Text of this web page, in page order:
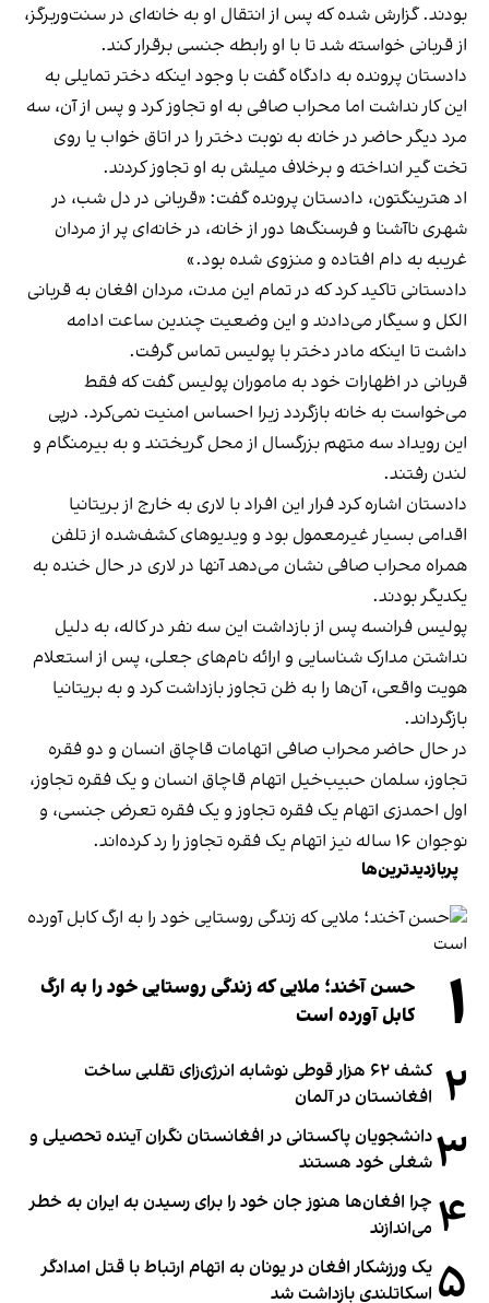
بودند. گزارش شده که پس از انتقال او به خانه‌ای در سنت‌وربرگز،
از قربانی خواسته شد تا با او رابطه جنسی برقرار کند.
دادستان پرونده به دادگاه گفت با وجود اینکه دختر تمایلی به
این کار نداشت اما محراب صافی به او تجاوز کرد و پس از آن، سه
مرد دیگر حاضر در خانه به نوبت دختر را در اتاق خواب یا روی
تخت گیر انداخته و برخلاف میلش به او تجاوز کردند.
اد هترینگتون، دادستان پرونده گفت: «قربانی در دل شب، در
شهری ناآشنا و فرسنگ‌ها دور از خانه، در خانه‌ای پر از مردان
غریبه به دام افتاده و منزوی شده بود.»
دادستانی تاکید کرد که در تمام این مدت، مردان افغان به قربانی
الکل و سیگار می‌دادند و این وضعیت چندین ساعت ادامه
داشت تا اینکه مادر دختر با پولیس تماس گرفت.
قربانی در اظهارات خود به ماموران پولیس گفت که فقط
می‌خواست به خانه بازگردد زیرا احساس امنیت نمی‌کرد. درپی
این رویداد سه متهم بزرگسال از محل گریختند و به بیرمنگام و
لندن رفتند.
دادستان اشاره کرد فرار این افراد با لاری به خارج از بریتانیا
اقدامی بسیار غیرمعمول بود و ویدیوهای کشف‌شده از تلفن
همراه محراب صافی نشان می‌دهد آنها در لاری در حال خنده به
یکدیگر بودند.
پولیس فرانسه پس از بازداشت این سه نفر در کاله، به دلیل
نداشتن مدارک شناسایی و ارائه نام‌های جعلی، پس از استعلام
هویت واقعی، آن‌ها را به ظن تجاوز بازداشت کرد و به بریتانیا
بازگرداند.
در حال حاضر محراب صافی اتهامات قاچاق انسان و دو فقره
تجاوز، سلمان حبیب‌خیل اتهام قاچاق انسان و یک فقره تجاوز،
اول احمدزی اتهام یک فقره تجاوز و یک فقره تعرض جنسی، و
نوجوان ۱۶ ساله نیز اتهام یک فقره تجاوز را رد کرده‌اند.
پربازدیدترین‌ها
۱
حسن آخند؛ ملایی که زندگی روستایی خود را به ارگ
کابل آورده است
۲
کشف ۶۲ هزار قوطی نوشابه انرژی‌زای تقلبی ساخت
افغانستان در آلمان
۳دانشجویان پاکستانی در افغانستان نگران آینده تحصیلی و
شغلی خود هستند
۴ چرا افغان‌ها هنوز جان خود را برای رسیدن به ایران به خطر
می‌اندازند
۵ یک ورزشکار افغان در یونان به اتهام ارتباط با قتل امدادگر
اسکاتلندی بازداشت شد